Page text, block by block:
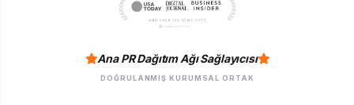
Ana PR Dağıtım Ağı Sağlayıcısı
DOĞRULANMIŞ KURUMSAL ORTAK